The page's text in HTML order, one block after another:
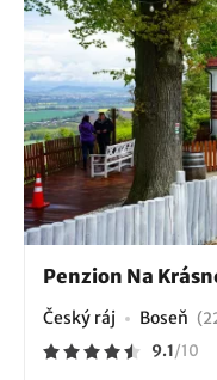
Penzion Na
Český ráj Boseň
9.1/10